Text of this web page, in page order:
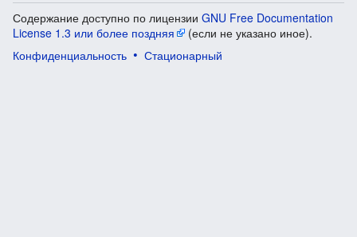
Содержание доступно по лицензии GNU Free Documentation
License 1.3 или более поздняя
(если не указано иное).
Конфиденциальность
Стационарный